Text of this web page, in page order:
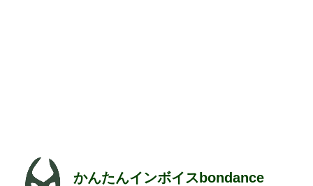
かんたんインボイスbondance